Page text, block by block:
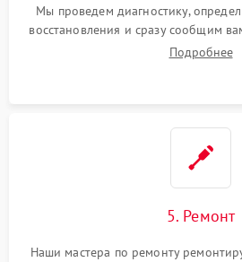
Мы проведем диагностику,
восстановления и сразу сообщим
Подробнее
5. Ремонт
Наши мастера по ремонту